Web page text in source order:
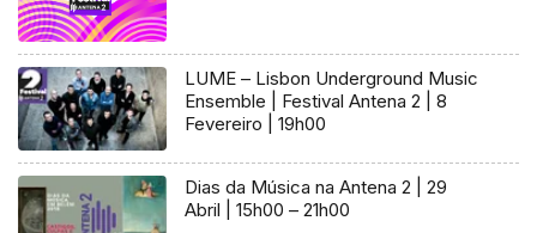
LUME – Lisbon Underground Music
Ensemble | Festival Antena 2 | 8
Fevereiro | 19h00
Dias da Música na Antena 2 | 29
Abril | 15h00 – 21h00